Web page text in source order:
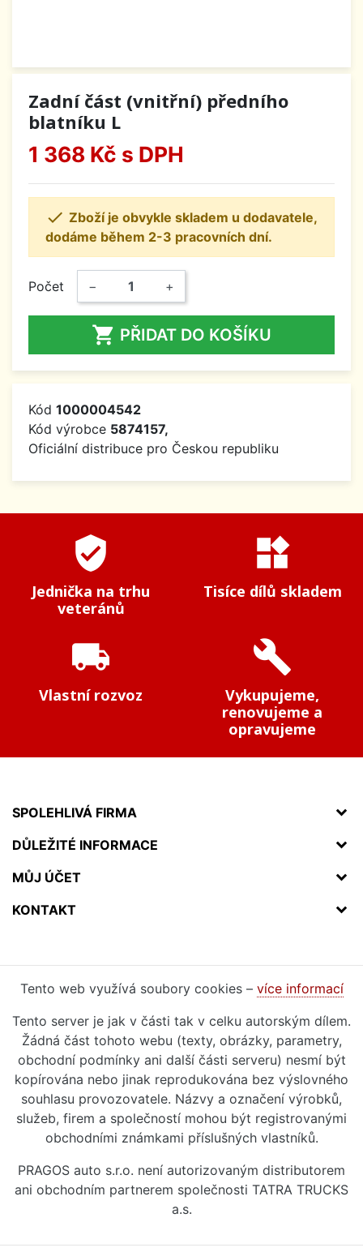
Zadní část (vnitřní) předního
blatníku L
1 368 Kč s DPH
 Zboží je obvykle skladem u dodavatele,
dodáme během 2-3 pracovních dní.
Počet − +
 PŘIDAT DO KOŠÍKU
Kód 1000004542
Kód výrobce 5874157,
Oficiální distribuce pro Českou republiku
verified_user
Jednička na trhu
veteránů
widgets
Tisíce dílů skladem
local_shipping
Vlastní rozvoz
build
Vykupujeme,
renovujeme a
opravujeme
SPOLEHLIVÁ FIRMA
DŮLEŽITÉ INFORMACE
MŮJ ÚČET
KONTAKT
Tento web využívá soubory cookies – více informací
Tento server je jak v části tak v celku autorským dílem.
Žádná část tohoto webu (texty, obrázky, parametry,
obchodní podmínky ani další části serveru) nesmí být
kopírována nebo jinak reprodukována bez výslovného
souhlasu provozovatele. Názvy a označení výrobků,
služeb, firem a společností mohou být registrovanými
obchodními známkami příslušných vlastníků.
PRAGOS auto s.r.o. není autorizovaným distributorem
ani obchodním partnerem společnosti TATRA TRUCKS
a.s.